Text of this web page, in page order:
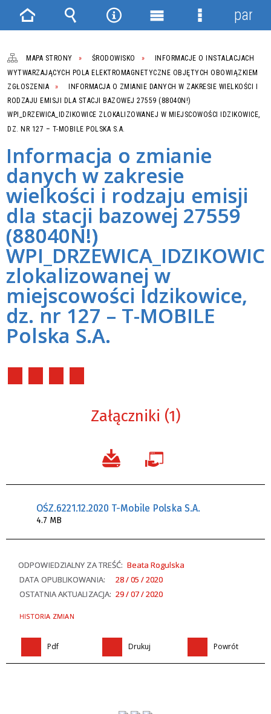
MAPA STRONY ŚRODOWISKO
INFORMACJE O INSTALACJACH
WYTWARZAJĄCYCH POLA ELEKTROMAGNETYCZNE OBJĘTYCH OBOWIĄZKIEM
ZGŁOSZENIA
INFORMACJA O ZMIANIE DANYCH W ZAKRESIE WIELKOŚCI I
RODZAJU EMISJI DLA STACJI BAZOWEJ 27559 (88040N!)
WPI_DRZEWICA_IDZIKOWICE ZLOKALIZOWANEJ W MIEJSCOWOŚCI IDZIKOWICE,
DZ. NR 127 – T-MOBILE POLSKA S.A.
Informacja o zmianie
danych w zakresie
wielkości i rodzaju emisji
dla stacji bazowej 27559
(88040N!)
zlokalizowanej w
miejscowości Idzikowice,
dz. nr 127 – T-MOBILE
Polska S.A.
Załączniki (1)
OŚZ.6221.12.2020 T-Mobile Polska S.A.
4.7 MB
ODPOWIEDZIALNY ZA TREŚĆ: Beata Rogulska
DATA OPUBLIKOWANIA:
28 / 05 / 2020
OSTATNIA AKTUALIZACJA: 29 / 07 / 2020
HISTORIA ZMIAN
Pdf Drukuj Powrót
Strona
główna
Wyszukiwarka
NarzędziaMenu
główne
Menu
szczegółowe
panel